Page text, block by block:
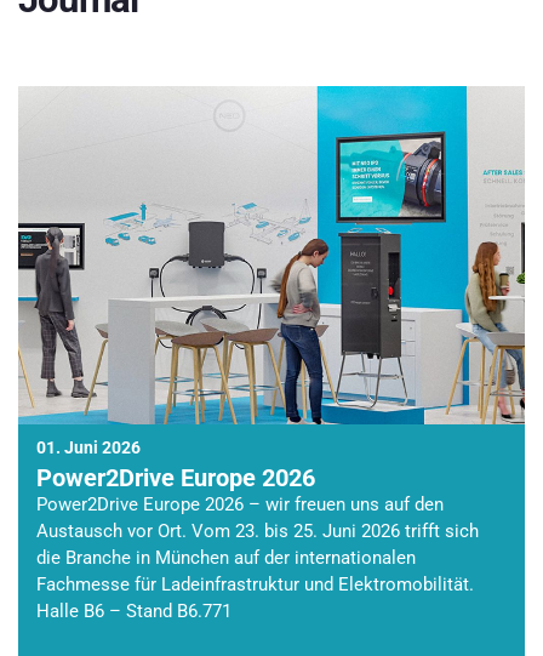
01. Juni 2026
Power2Drive Europe 2026
Power2Drive Europe 2026 – wir freuen uns auf den
Austausch vor Ort. Vom 23. bis 25. Juni 2026 trifft sich
die Branche in München auf der internationalen
Fachmesse für Ladeinfrastruktur und Elektromobilität.
Halle B6 – Stand B6.771